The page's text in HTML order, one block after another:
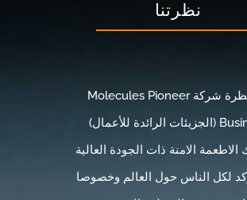
نظرتنا
من نظرة شركة Molecules Pioneer
Business (الجزيئات الرائدة للأعمال)
الاطعمة الامنة ذات الجودة العالية
لكل الناس حول العالم وخصوصا